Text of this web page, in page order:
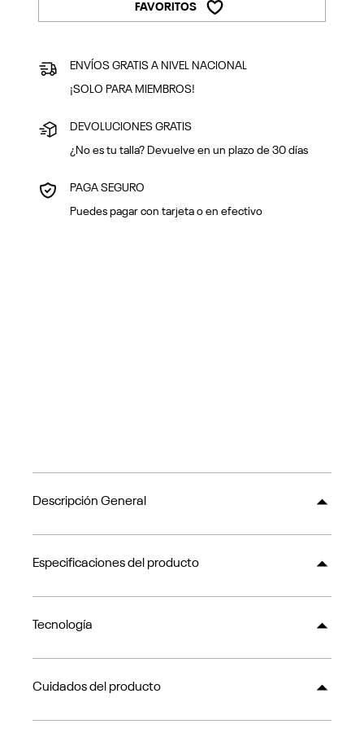
FAVORITOS
ENVÍOS GRATIS A NIVEL NACIONAL
¡SOLO PARA MIEMBROS!
DEVOLUCIONES GRATIS
¿No es tu talla? Devuelve en un plazo de 30 días
PAGA SEGURO
Puedes pagar con tarjeta o en efectivo
Descripción General
Especificaciones del producto
Tecnología
Cuidados del producto